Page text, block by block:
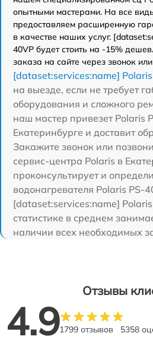
опытными мастерами. На все
предоставляем расширенную
в качестве наших услуг.
40VP будет стоить на -15%
заказа на сайте через звонок
[dataset:services:name]
на выезде, если не требует
оборудования и сложного
наш мастер привезет Polaris
Екатеринбурге и доставит
Закажите звонок или
сервис-центра Polaris в
проконсультирует и
водонагревателя Polaris PS-
[dataset:services:name]
статистике в среднем
наличии всех необходимых
Отзывы
4.91799 отзывов 5358